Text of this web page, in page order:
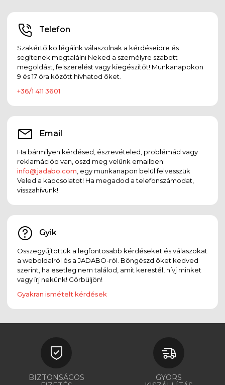
Telefon
Szakértő kollégáink válaszolnak a kérdéseidre és
segítenek megtalálni Neked a személyre szabott
megoldást, felszerelést vagy kiegészítőt! Munkanapokon
9 és 17 óra között hívhatod őket.
+36/1 411 3601
Email
Ha bármilyen kérdésed, észrevételed, problémád vagy
reklamációd van, oszd meg velünk emailben:
info@jadabo.com , egy munkanapon belül felvesszük
Veled a kapcsolatot! Ha megadod a telefonszámodat,
visszahívunk!
Gyik
Összegyűjtöttük a legfontosabb kérdéseket és válaszokat
a weboldalról és a JADABO-ról. Böngészd őket kedved
szerint, ha esetleg nem találod, amit kerestél, hívj minket
vagy írj nekünk! Görbüljön!
Gyakran ismételt kérdések
BIZTONSÁGOS
GYORS